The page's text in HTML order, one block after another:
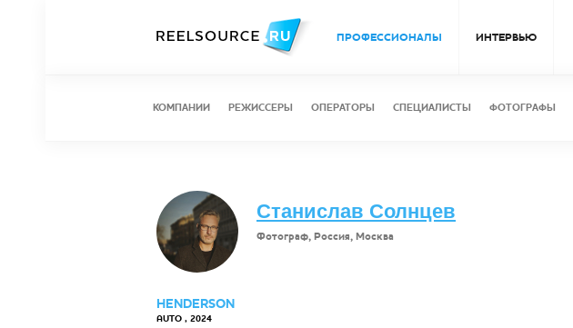
ПРОФЕССИОНАЛЫ ИНТЕРВЬЮ
КОМПАНИИ РЕЖИССЕРЫ ОПЕРАТОРЫ СПЕЦИАЛИСТЫ ФОТОГРАФЫ
Станислав Солнцев
Фотограф, Россия, Москва
HENDERSON
AUTO , 2024